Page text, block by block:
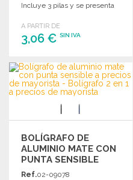
Incluye 3 pilas y se presenta
A PARTIR DE
3,06 € SIN IVA
PEDIR
Solicitar un presupuesto
BOLÍGRAFO DE
ALUMINIO MATE CON
PUNTA SENSIBLE
Ref.02-09078